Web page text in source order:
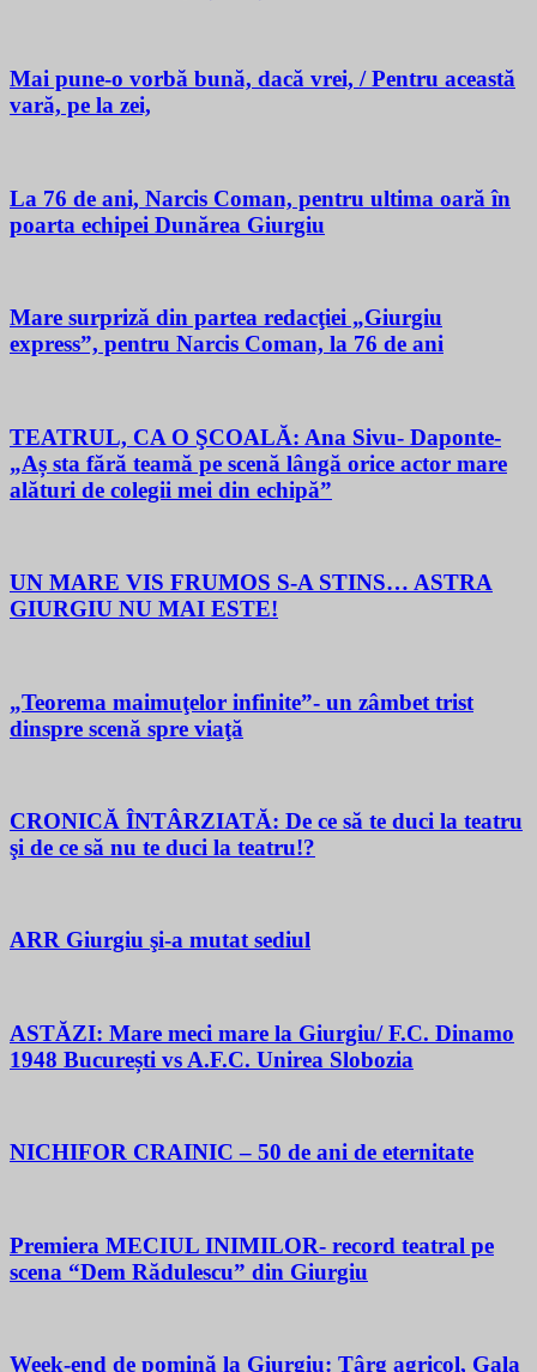
Mai pune-o vorbă bună, dacă vrei, / Pentru această
vară, pe la zei,
La 76 de ani, Narcis Coman, pentru ultima oară în
poarta echipei Dunărea Giurgiu
Mare surpriză din partea redacţiei „Giurgiu
express”, pentru Narcis Coman, la 76 de ani
TEATRUL, CA O ŞCOALĂ: Ana Sivu- Daponte-
„Aș sta fără teamă pe scenă lângă orice actor mare
alături de colegii mei din echipă”
UN MARE VIS FRUMOS S-A STINS… ASTRA
GIURGIU NU MAI ESTE!
„Teorema maimuţelor infinite”- un zâmbet trist
dinspre scenă spre viaţă
CRONICĂ ÎNTÂRZIATĂ: De ce să te duci la teatru
şi de ce să nu te duci la teatru!?
ARR Giurgiu şi-a mutat sediul
ASTĂZI: Mare meci mare la Giurgiu/ F.C. Dinamo
1948 București vs A.F.C. Unirea Slobozia
NICHIFOR CRAINIC – 50 de ani de eternitate
Premiera MECIUL INIMILOR- record teatral pe
scena “Dem Rădulescu” din Giurgiu
Week-end de pomină la Giurgiu: Târg agricol, Gala